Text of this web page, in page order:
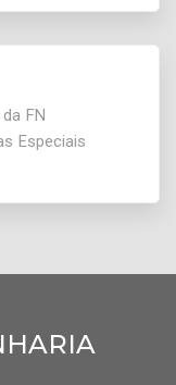
FN
Especiais